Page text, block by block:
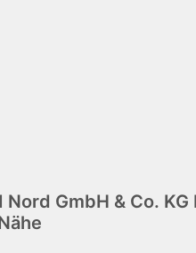
Nord GmbH & Co. KG